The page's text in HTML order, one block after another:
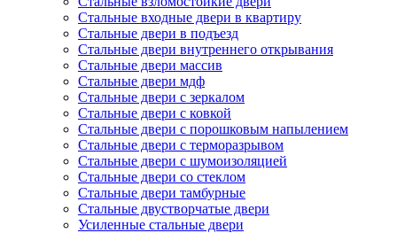
Стальные входные двери в квартиру
Стальные двери в подъезд
Стальные двери внутреннего открывания
Стальные двери массив
Стальные двери мдф
Стальные двери с зеркалом
Стальные двери с ковкой
Стальные двери с порошковым напылением
Стальные двери с терморазрывом
Стальные двери с шумоизоляцией
Стальные двери со стеклом
Стальные двери тамбурные
Стальные двустворчатые двери
Усиленные стальные двери